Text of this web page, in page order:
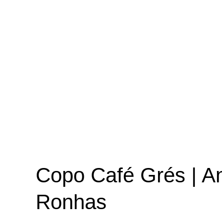
Copo Café Grés |
Ronhas